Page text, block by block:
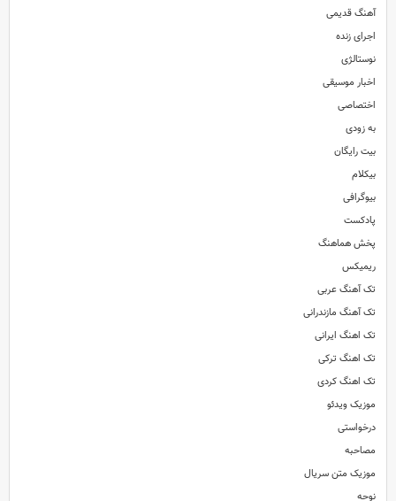
آهنگ قدیمی
اجرای زنده
نوستالژی
اخبار موسیقی
اختصاصی
به زودی
بیت رایگان
بیکلام
بیوگرافی
پادکست
پخش هماهنگ
ریمیکس
تک آهنگ عربی
تک آهنگ مازندرانی
تک اهنگ ایرانی
تک اهنگ ترکی
تک اهنگ کردی
موزیک ویدئو
درخواستی
مصاحبه
موزیک متن سریال
نوحه